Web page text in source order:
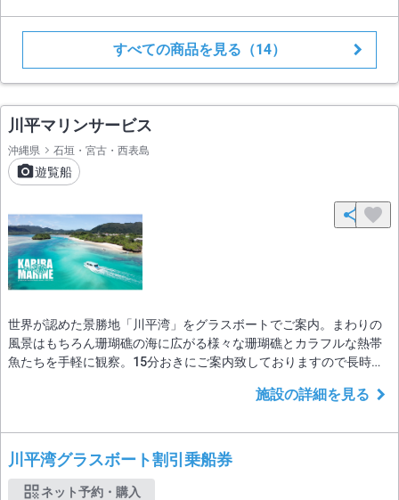
すべての商品を見る（14）
川平マリンサービス
沖縄県 石垣・宮古・西表島
遊覧船
世界が認めた景勝地「川平湾」をグラスボートでご案内。まわりの
風景はもちろん珊瑚礁の海に広がる様々な珊瑚礁とカラフルな熱帯
魚たちを手軽に観察。15分おきにご案内致しておりますので長時間
合には当日混雑状況をご確認頂き、お越し下さい。施設の詳細を見る
川平湾グラスボート割引乗船券
ネット予約・購入